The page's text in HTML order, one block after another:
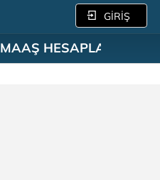
GİRİŞ
MAAŞ HESAPLAMA